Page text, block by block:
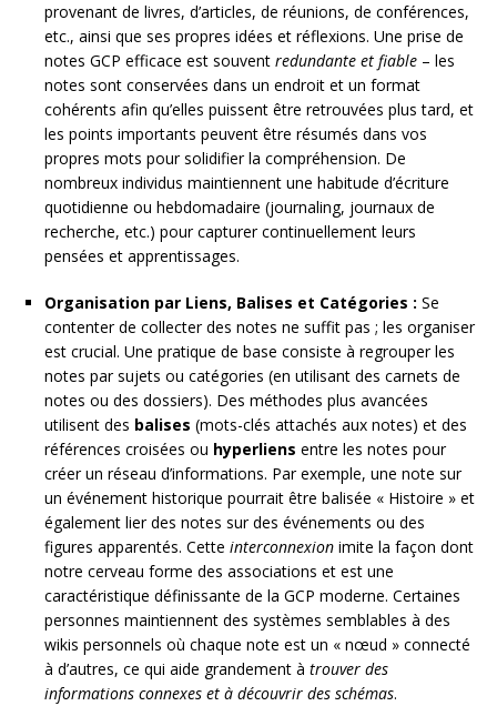
provenant de livres, d’articles, de réunions, de conférences,
etc., ainsi que ses propres idées et réflexions. Une prise de
notes GCP efficace est souvent redundante et fiable – les
notes sont conservées dans un endroit et un format
cohérents afin qu’elles puissent être retrouvées plus tard, et
les points importants peuvent être résumés dans vos
propres mots pour solidifier la compréhension. De
nombreux individus maintiennent une habitude d’écriture
quotidienne ou hebdomadaire (journaling, journaux de
recherche, etc.) pour capturer continuellement leurs
pensées et apprentissages.
Organisation par Liens, Balises et Catégories : Se
contenter de collecter des notes ne suffit pas ; les organiser
est crucial. Une pratique de base consiste à regrouper les
notes par sujets ou catégories (en utilisant des carnets de
notes ou des dossiers). Des méthodes plus avancées
utilisent des balises (mots-clés attachés aux notes) et des
références croisées ou hyperliens entre les notes pour
créer un réseau d’informations. Par exemple, une note sur
un événement historique pourrait être balisée « Histoire » et
également lier des notes sur des événements ou des
figures apparentés. Cette interconnexion imite la façon dont
notre cerveau forme des associations et est une
caractéristique définissante de la GCP moderne. Certaines
personnes maintiennent des systèmes semblables à des
wikis personnels où chaque note est un « nœud » connecté
à d’autres, ce qui aide grandement à trouver des
informations connexes et à découvrir des schémas.